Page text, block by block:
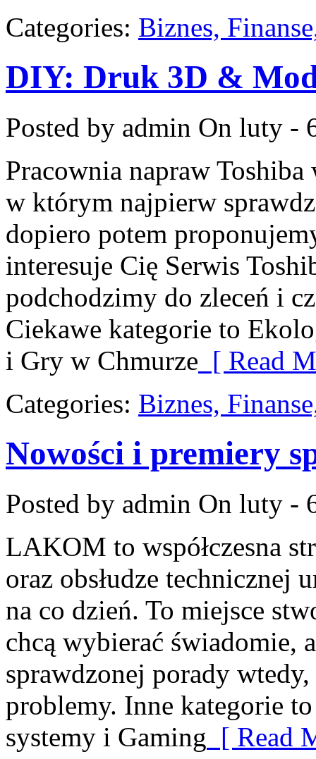
Categories: Biznes,
DIY: Druk 3D &
Posted by admin On luty -
Pracownia napraw
w którym najpierw
dopiero potem
interesuje Cię Serwis
podchodzimy do zleceń i
Ciekawe kategorie to
i Gry w Chmurze [ Read
Categories: Biznes,
Nowości i premiery
Posted by admin On luty -
LAKOM to współczesna
oraz obsłudze technicznej
na co dzień. To miejsce
chcą wybierać świadomie,
sprawdzonej porady
problemy. Inne kategorie
systemy i Gaming [ Read